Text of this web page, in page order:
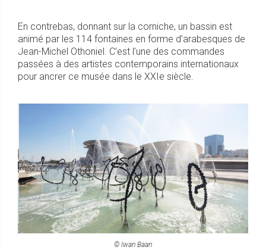
En contrebas, donnant sur la corniche, un bassin est
animé par les 114 fontaines en forme d’arabesques de
Jean-Michel Othoniel. C’est l’une des commandes
passées à des artistes contemporains internationaux
pour ancrer ce musée dans le XXIe siècle.
© Iwan Baan